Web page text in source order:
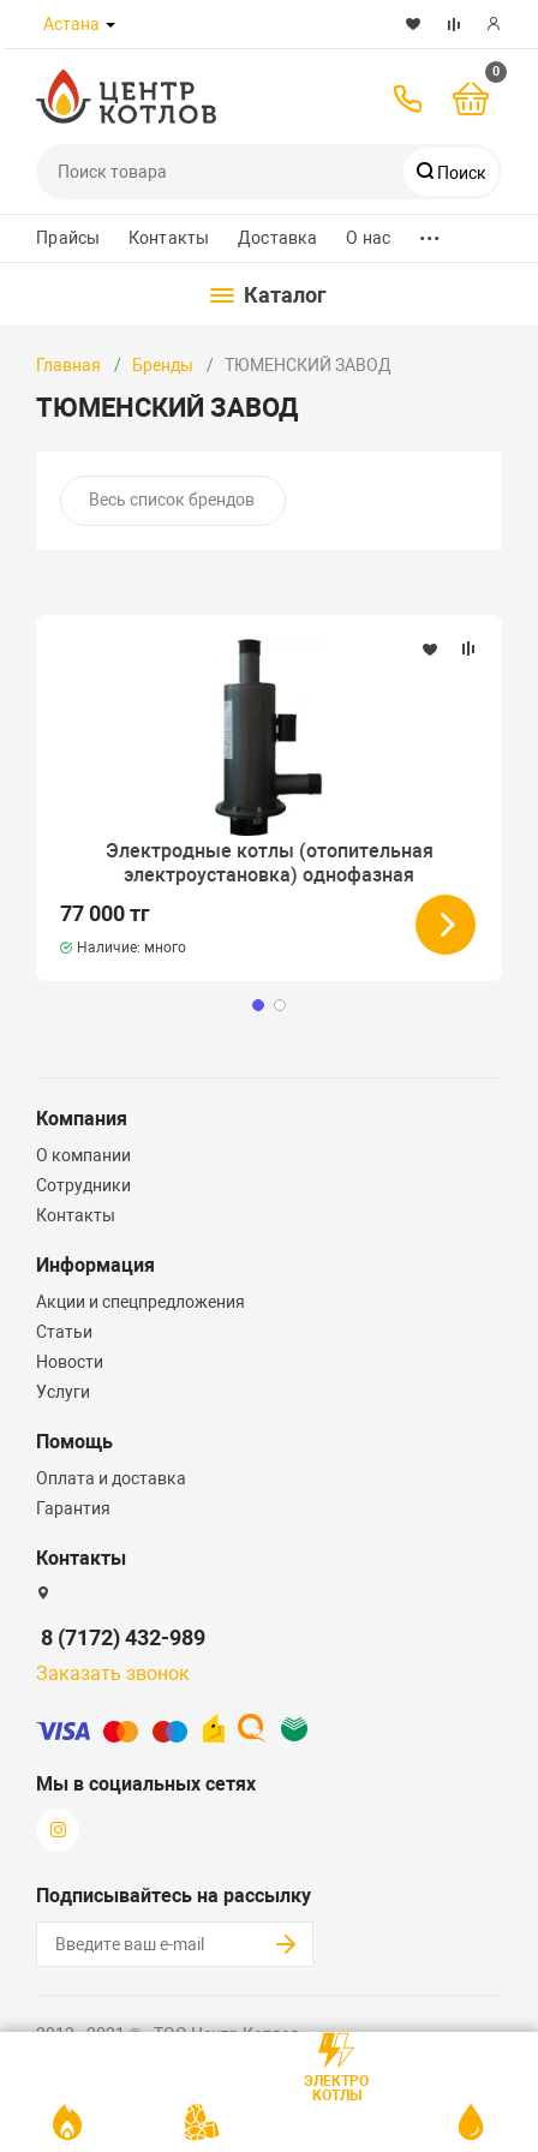
Астана
Поиск
Телефоны
+7 700 580 8223
Заказать звонок
0
Прайсы Контакты Доставка О нас ...
ЭЛЕКТРО
КОТЛЫ
Каталог
Главная Бренды ТЮМЕНСКИЙ ЗАВОД
ТЮМЕНСКИЙ ЗАВОД
Весь список брендов
Электродные котлы (отопительная
электроустановка) однофазная
77 000 тг
Наличие: много
Компания
О компании
Сотрудники
Контакты
Информация
Акции и спецпредложения
Статьи
Новости
Услуги
Помощь
Оплата и доставка
Гарантия
Контакты
8 (7172) 432-989
Заказать звонок
Мы в социальных сетях
Подписывайтесь на рассылку
2012 - 2021 © «ТОО Центр Котлов»
Создание интернет-магазина + SEO - Алматов Кайрат
Политика конфиденциальности